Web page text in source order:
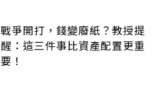
戰爭開打，錢變廢紙？教授提
醒：這三件事比資產配置更重
要！